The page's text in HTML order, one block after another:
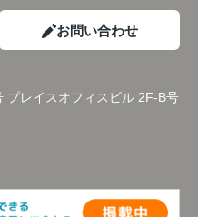
お問い合わせ
プレイスオフィスビル 2F-B号